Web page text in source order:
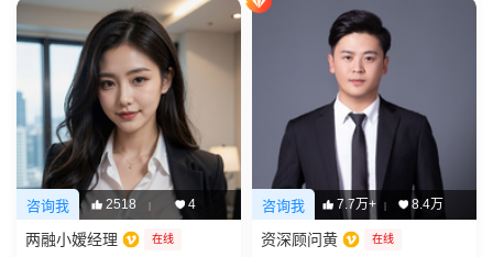
咨询我 2518 | 4
两融小嫒经理 在线
咨询我 7.7万+ | 8.4万
资深顾问黄 在线